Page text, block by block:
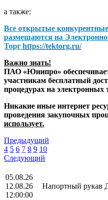
а также:
Все открытые
размещаются на
Торг https://tektorg.ru/
Важно знать!
ПАО «Юнипро»
участникам бесплатный
процедурах на
Никакие иные интернет
проведения закупочных
использует.
Предыдущий
4 5 6 7 8 9 10
Следующий
05.08.26
12.08.26
12:00:00
Напортный рукав